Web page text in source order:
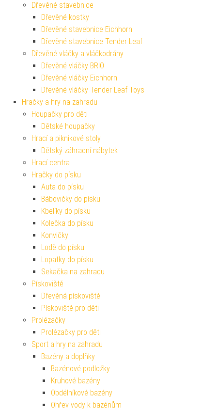
Dřevěné stavebnice
Dřevěné kostky
Dřevěné stavebnice Eichhorn
Dřevěné stavebnice Tender Leaf
Dřevěné vláčky a vláčkodráhy
Dřevěné vláčky BRIO
Dřevěné vláčky Eichhorn
Dřevěné vláčky Tender Leaf Toys
Hračky a hry na zahradu
Houpačky pro děti
Dětské houpačky
Hrací a piknikové stoly
Dětský záhradní nábytek
Hrací centra
Hračky do písku
Auta do písku
Bábovičky do písku
Kbelíky do písku
Kolečka do písku
Konvičky
Lodě do písku
Lopatky do písku
Sekačka na zahradu
Pískoviště
Dřevěná pískoviště
Pískoviště pro děti
Prolézačky
Prolézačky pro děti
Sport a hry na zahradu
Bazény a doplňky
Bazénové podložky
Kruhové bazény
Obdélníkové bazény
Ohřev vody k bazénům